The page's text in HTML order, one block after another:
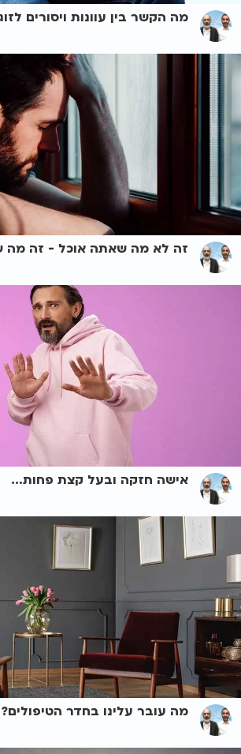
מה הקשר בין עוונות ויסורים
זה לא מה שאתה אוכל - זה מה
אישה חזקה ובעל קצת פחות...
מה עובר עלינו בחדר הטיפולים?